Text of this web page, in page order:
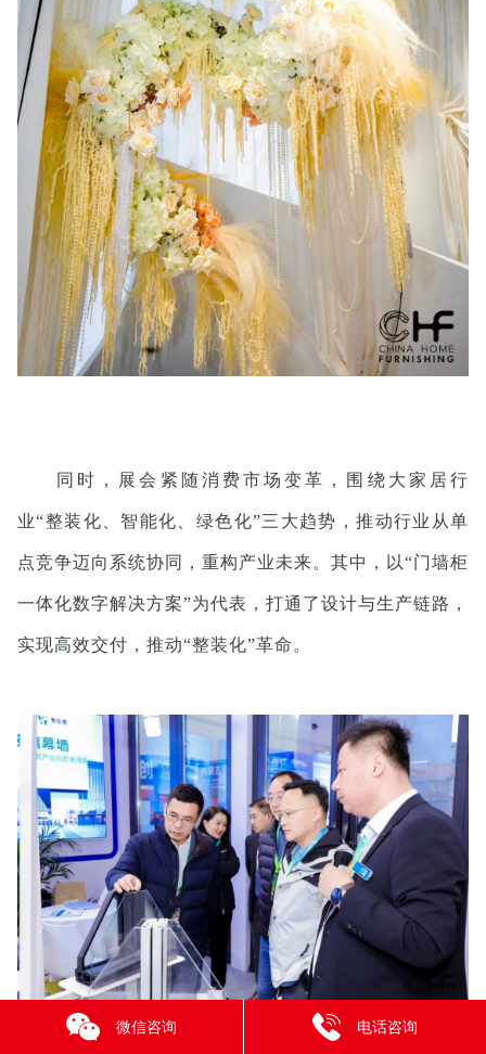
同时，展会紧随消费市场变革，围绕大家居行
业“整装化、智能化、绿色化”三大趋势，推动行业从单
点竞争迈向系统协同，重构产业未来。其中，以“门墙柜
一体化数字解决方案”为代表，打通了设计与生产链路，
实现高效交付，推动“整装化”革命。
微信咨询 电话咨询